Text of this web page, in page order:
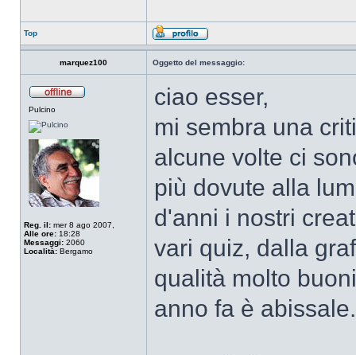
Top
marquez100 Oggetto del messaggio:
Pulcino
Reg. il: mer 8 ago 2007,
Alle ore: 18:28
Messaggi: 2060
Località: Bergamo
ciao esser,
mi sembra una
alcune volte ci
più dovute alla
d'anni i nostri
vari quiz, dalla
qualità molto
anno fa è abissale.